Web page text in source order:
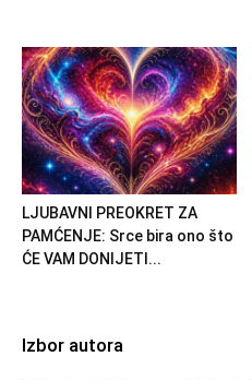
LJUBAVNI PREOKRET ZA
PAMĆENJE: Srce bira ono što
ĆE VAM DONIJETI...
Izbor autora